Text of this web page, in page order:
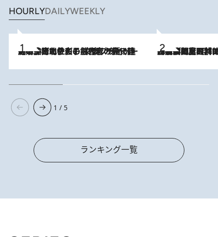
HOURLYDAILYWEEKLY
2026.8.3
《「文士の子ども被害者の会」発足！》阿川佐和子（72）が語る遠藤周作に北杜夫、劇作家・矢代静一の子どもたちの“文豪プライベート事件簿” 2026.8.8
「最後に見られてよかった」上野動物園の東園パンダ舎が解体前に特別公開。8月16日まで延長されたパネル展と共に辿る“半世紀”のパンダ飼育《解体工事の図面あり》
1 / 5
ランキング一覧